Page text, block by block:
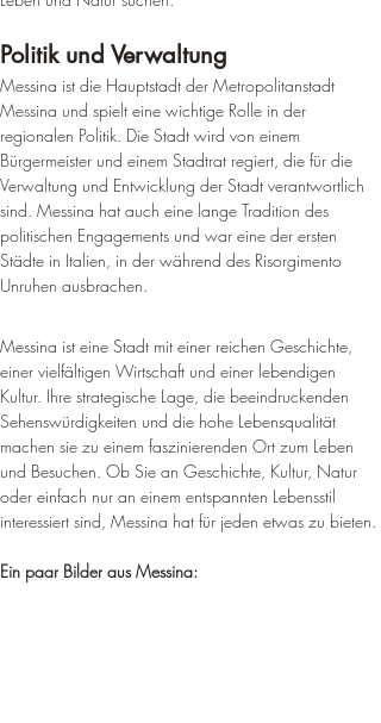
Politik und Verwaltung
Messina ist die Hauptstadt der Metropolitanstadt
Messina und spielt eine wichtige Rolle in der
regionalen Politik. Die Stadt wird von einem
Bürgermeister und einem Stadtrat regiert, die für die
Verwaltung und Entwicklung der Stadt verantwortlich
sind. Messina hat auch eine lange Tradition des
politischen Engagements und war eine der ersten
Städte in Italien, in der während des Risorgimento
Unruhen ausbrachen.
Messina ist eine Stadt mit einer reichen Geschichte,
einer vielfältigen Wirtschaft und einer lebendigen
Kultur. Ihre strategische Lage, die beeindruckenden
Sehenswürdigkeiten und die hohe Lebensqualität
machen sie zu einem faszinierenden Ort zum Leben
und Besuchen. Ob Sie an Geschichte, Kultur, Natur
oder einfach nur an einem entspannten Lebensstil
interessiert sind, Messina hat für jeden etwas zu bieten.
Ein paar Bilder aus Messina: